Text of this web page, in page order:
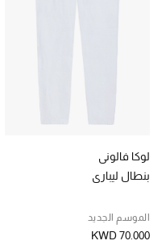
ركن الفخامة
جميع الملابس النسائية
جميع الحقائب النسائية
لوكا فالوني
بنطال ليباري
الموسم الجديد
KWD 70.000